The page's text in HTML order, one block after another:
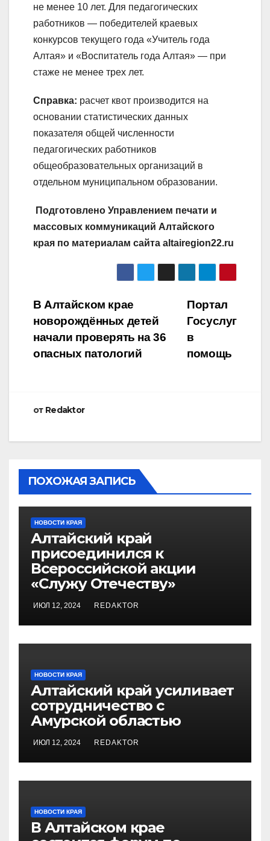
не менее 10 лет. Для педагогических
работников — победителей краевых
конкурсов текущего года «Учитель года
Алтая» и «Воспитатель года Алтая» — при
стаже не менее трех лет.
Справка: расчет квот производится на
основании статистических данных
показателя общей численности
педагогических работников
общеобразовательных организаций в
отдельном муниципальном образовании.
Подготовлено Управлением печати и
массовых коммуникаций Алтайского
края по материалам сайта altairegion22.ru
Навигация
по
записям
Портал
Госуслуг
в
помощь
В Алтайском крае
новорождённых детей
начали проверять на 36
опасных патологий
от Redaktor
ПОХОЖАЯ ЗАПИСЬ
НОВОСТИ КРАЯ
Алтайский край
присоединился к
Всероссийской акции
«Служу Отечеству»
ИЮЛ 12, 2024 REDAKTOR
НОВОСТИ КРАЯ
Алтайский край усиливает
сотрудничество с
Амурской областью
ИЮЛ 12, 2024 REDAKTOR
НОВОСТИ КРАЯ
В Алтайском крае